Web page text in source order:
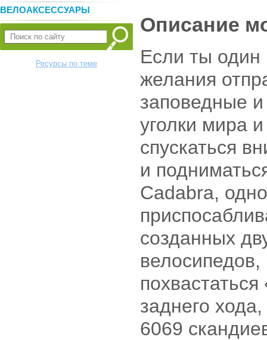
ВЕЛОАКСЕССУАРЫ
Ресурсы по теме
Описание
Если ты один
желания
заповедные
уголки мира
спускаться
и
Cadabra,
созданных
велосипедов,
заднего
6069